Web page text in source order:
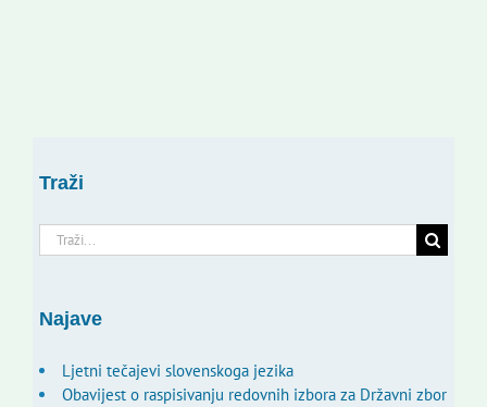
Traži
Traži...
Najave
Ljetni tečajevi slovenskoga jezika
Obavijest o raspisivanju redovnih izbora za Državni zbor